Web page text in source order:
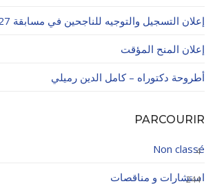
إعلان التسجيل والتوجيه للناجحين في مسابقة ENP 2026/2027
إعلان المنح المؤقت
أطروحة دكتوراه – كامل الدين رميلي
PARCOURIR
Non classé
4
استشارات و مناقصات
244